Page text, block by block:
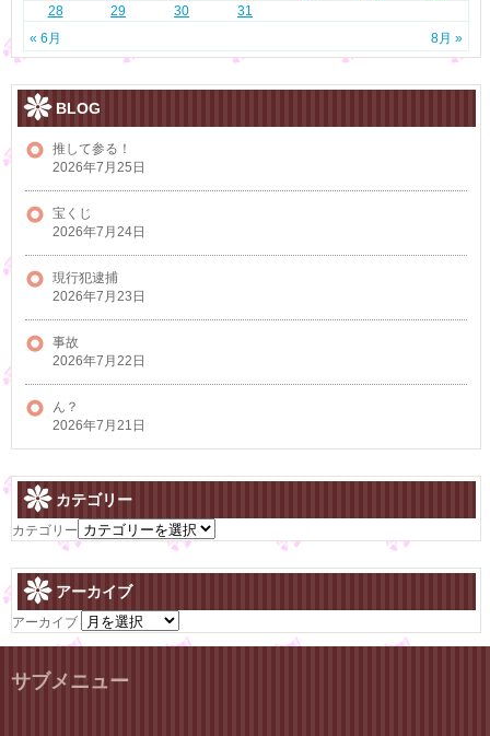
« 6月 8月 »
28
29 30 31
BLOG
推して参る！
2026年7月25日
宝くじ
2026年7月24日
現行犯逮捕
2026年7月23日
事故
2026年7月22日
ん？
2026年7月21日
カテゴリー
カテゴリー
アーカイブ
アーカイブ
サブメニュー